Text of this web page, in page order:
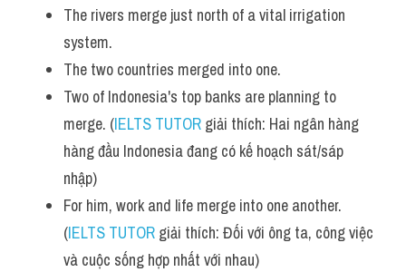
The rivers merge just north of a vital irrigation
system.
The two countries merged into one.
Two of Indonesia's top banks are planning to
merge. (IELTS TUTOR giải thích: Hai ngân hàng
hàng đầu Indonesia đang có kế hoạch sát/sáp
nhập)
For him, work and life merge into one another.
(IELTS TUTOR giải thích: Đối với ông ta, công việc
và cuộc sống hợp nhất với nhau)